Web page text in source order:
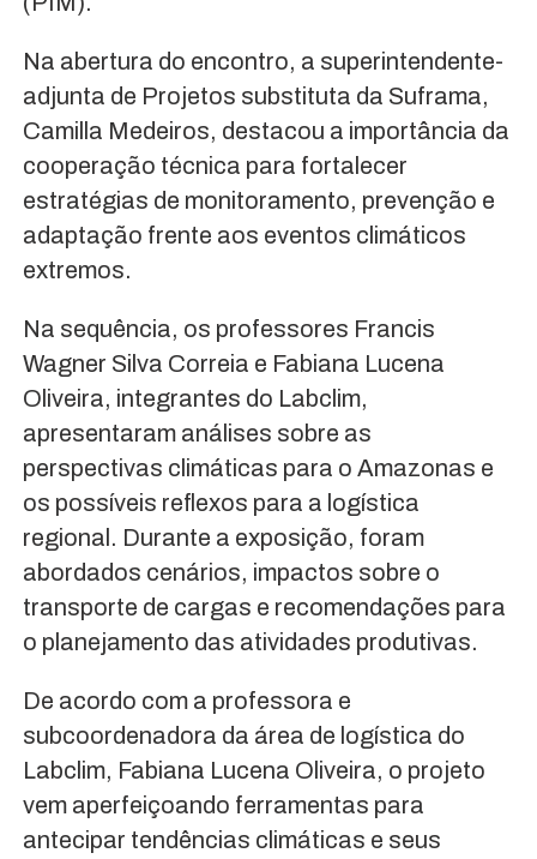
Na abertura do encontro, a superintendente-
adjunta de Projetos substituta da Suframa,
Camilla Medeiros, destacou a importância da
cooperação técnica para fortalecer
estratégias de monitoramento, prevenção e
adaptação frente aos eventos climáticos
extremos.
Na sequência, os professores Francis
Wagner Silva Correia e Fabiana Lucena
Oliveira, integrantes do Labclim,
apresentaram análises sobre as
perspectivas climáticas para o Amazonas e
os possíveis reflexos para a logística
regional. Durante a exposição, foram
abordados cenários, impactos sobre o
transporte de cargas e recomendações para
o planejamento das atividades produtivas.
De acordo com a professora e
subcoordenadora da área de logística do
Labclim, Fabiana Lucena Oliveira, o projeto
vem aperfeiçoando ferramentas para
antecipar tendências climáticas e seus